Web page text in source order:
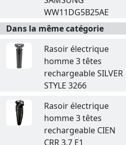
WW11DG5B25AE
Dans la même catégorie
Rasoir électrique
homme 3 têtes
rechargeable SILVER
STYLE 3266
Rasoir électrique
homme 3 têtes
rechargeable CIEN
CRR 3.7 E1